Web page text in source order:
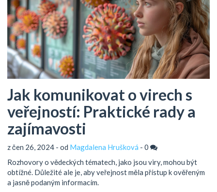
Jak komunikovat o virech s
veřejností: Praktické rady a
zajímavosti
z čen 26, 2024 - od Magdalena Hrušková - 0
Rozhovory o vědeckých tématech, jako jsou viry, mohou být
obtížné. Důležité ale je, aby veřejnost měla přístup k ověřeným
a jasně podaným informacím.